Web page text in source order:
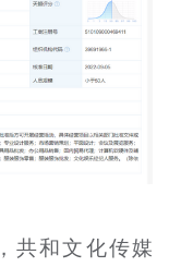
共和文化传媒